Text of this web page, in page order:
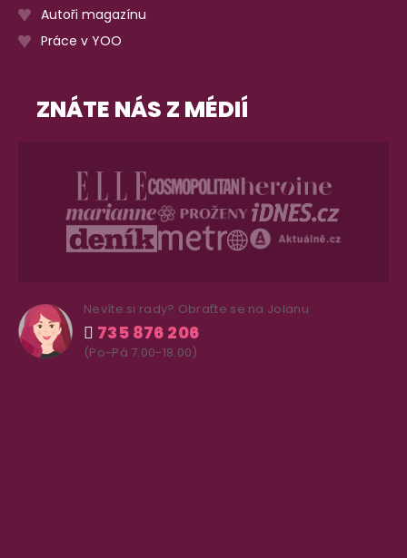
Autoři magazínu
Práce v YOO
ZNÁTE NÁS Z MÉDIÍ
Nevíte si rady? Obraťte se na Jolanu
735 876 206
(Po-Pá 7.00-18.00)